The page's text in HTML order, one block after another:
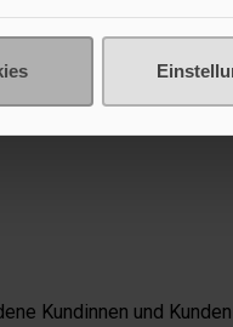
Kundinnen und